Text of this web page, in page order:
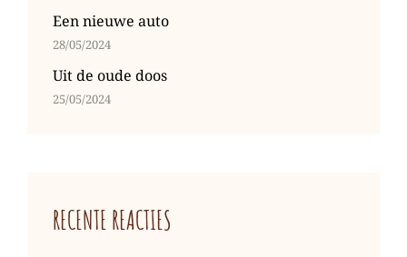
Een nieuwe auto
28/05/2024
Uit de oude doos
25/05/2024
RECENTE REACTIES